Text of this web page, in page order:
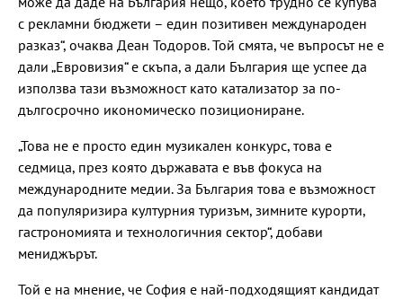
с рекламни бюджети – един позитивен международен
разказ“, очаква Деан Тодоров. Той смята, че въпросът не е
дали „Евровизия“ е скъпа, а дали България ще успее да
използва тази възможност като катализатор за по-
дългосрочно икономическо позициониране.
„Това не е просто един музикален конкурс, това е
седмица, през която държавата е във фокуса на
международните медии. За България това е възможност
да популяризира културния туризъм, зимните курорти,
гастрономията и технологичния сектор“, добави
мениджърът.
Той е на мнение, че София е най-подходящият кандидат